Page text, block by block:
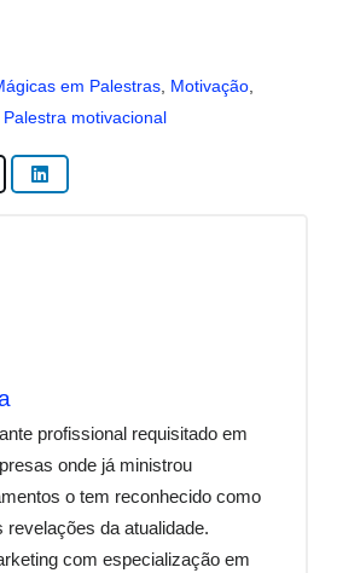
em Palestras, Motivação,
Palestra motivacional
profissional requisitado em
onde já ministrou
o tem reconhecido como
revelações da atualidade.
com especialização em